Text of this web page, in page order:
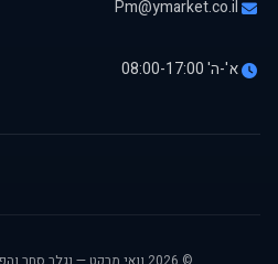
Pm@ymarket.co.il
א'-ה' 08:00-17:00